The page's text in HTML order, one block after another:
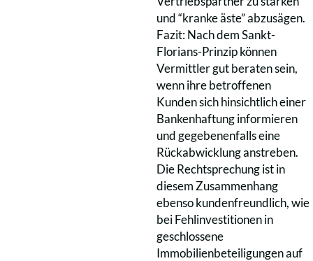
und “kranke äste” abzusägen.
Fazit: Nach dem Sankt-
Florians-Prinzip können
Vermittler gut beraten sein,
wenn ihre betroffenen
Kunden sich hinsichtlich einer
Bankenhaftung informieren
und gegebenenfalls eine
Rückabwicklung anstreben.
Die Rechtsprechung ist in
diesem Zusammenhang
ebenso kundenfreundlich, wie
bei Fehlinvestitionen in
geschlossene
Immobilienbeteiligungen auf